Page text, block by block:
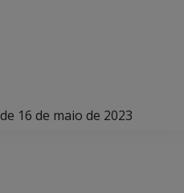
16 de maio de 2023